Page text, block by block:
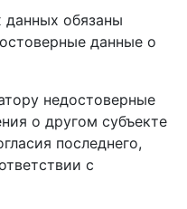
данных обязаны
данные о
недостоверные
о другом субъекте
последнего,
с